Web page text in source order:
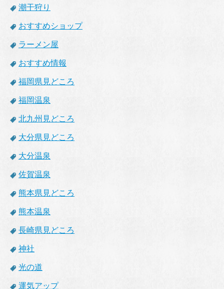
潮干狩り
おすすめショップ
ラーメン屋
おすすめ情報
福岡県見どころ
福岡温泉
北九州見どころ
大分県見どころ
大分温泉
佐賀温泉
熊本県見どころ
熊本温泉
長崎県見どころ
神社
光の道
運気アップ